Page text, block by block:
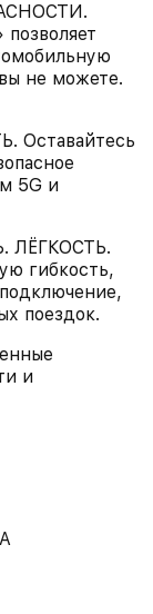
не можете.
5G и
ЛЁГКОСТЬ.
гибкость,
поездок.
и